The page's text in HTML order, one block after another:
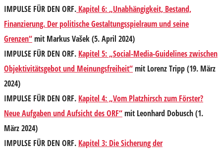
IMPULSE FÜR DEN ORF. Kapitel 6:„Unabhängigkeit, Bestand,
Finanzierung. Der politische Gestaltungsspielraum und seine
Grenzen“mit Markus Vašek (5. April 2024)
IMPULSE FÜR DEN ORF. Kapitel 5: „Social-Media-Guidelines zwischen
Objektivitätsgebot und Meinungsfreiheit“mit Lorenz Tripp (19. März
2024)
IMPULSE FÜR DEN ORF. Kapitel 4: „Vom Platzhirsch zum Förster?
Neue Aufgaben und Aufsicht des ORF“mit Leonhard Dobusch (1.
März 2024)
IMPULSE FÜR DEN ORF. Kapitel 3: Die Sicherung der